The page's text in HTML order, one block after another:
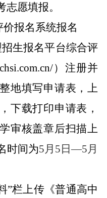
愿填报。
报名系统报名
生报名平台综合评
）注册并
地填写申请表，上
下载打印申请表，
审核盖章后扫描上
时间为5月 5 日—5月
”栏上传《普通高中